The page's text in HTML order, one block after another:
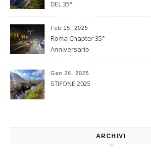
DEL 35°
Feb 15, 2025
Roma Chapter 35°
Anniversario
Gen 26, 2025
STIFONE 2025
ARCHIVI